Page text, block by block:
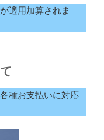
適用加算されま
種お支払いに対応